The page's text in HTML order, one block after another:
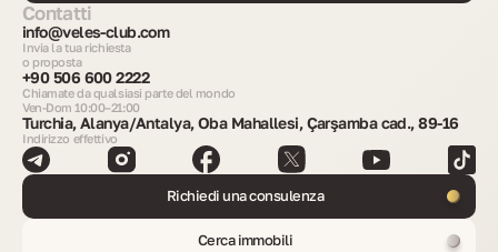
Contatti
info@veles-club.com
Invia la tua richiesta
o proposta
+90 506 600 2222
Chiamate da qualsiasi parte del mondo
Ven-Dom 10:00–21:00
Turchia, Alanya/Antalya, Oba Mahallesi, Çarşamba cad., 89-16
Indirizzo effettivo
Richiedi una consulenza
Cerca immobili